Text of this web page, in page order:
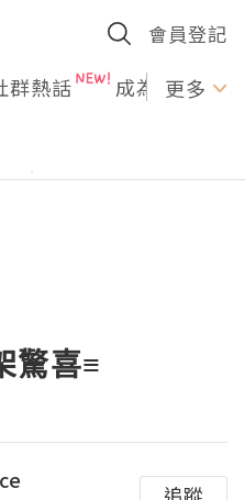
會員登記
群熱話 成為U更多
喜≡
追蹤